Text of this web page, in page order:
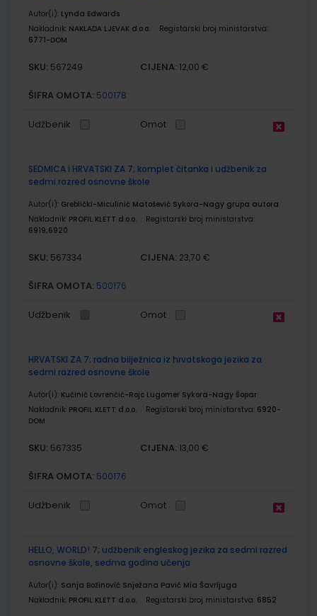
Autor(i): Lynda Edwards
Nakladnik: NAKLADA LJEVAK d.o.o.
Registarski broj ministarstva:
6771-DOM
SKU: 567249 CIJENA: 12,00 €
ŠIFRA OMOTA: 500178
Udžbenik Omot
SEDMICA i HRVATSKI ZA 7; komplet čitanka i udžbenik za
sedmi razred osnovne škole
Autor(i): Greblički-Miculinić Matošević Sykora-Nagy grupa autora
Nakladnik: PROFIL KLETT d.o.o.
Registarski broj ministarstva:
6919;6920
SKU: 567334 CIJENA: 23,70 €
ŠIFRA OMOTA: 500176
Udžbenik Omot
HRVATSKI ZA 7; radna bilježnica iz hrvatskoga jezika za
sedmi razred osnovne škole
Autor(i): Kučinić Lovrenčić-Rojc Lugomer Sykora-Nagy Šopar
Nakladnik: PROFIL KLETT d.o.o. Registarski broj ministarstva: 6920-
DOM
SKU: 567335 CIJENA: 13,00 €
ŠIFRA OMOTA: 500176
Udžbenik Omot
HELLO, WORLD! 7; udžbenik engleskog jezika za sedmi razred
osnovne škole, sedma godina učenja
Autor(i): Sanja Božinović Snježana Pavić Mia Šavrljuga
Nakladnik: PROFIL KLETT d.o.o. Registarski broj ministarstva: 6852